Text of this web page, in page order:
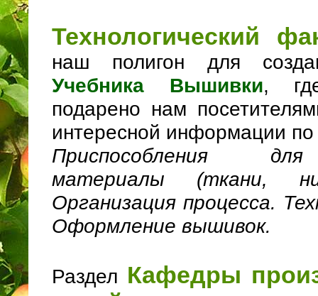
Технологический
наш полигон для
Учебника Вышивки,
подарено нам
интересной информации
Приспособления
материалы (ткани,
Организация процесса.
Оформление вышивок.
Раздел Кафедры